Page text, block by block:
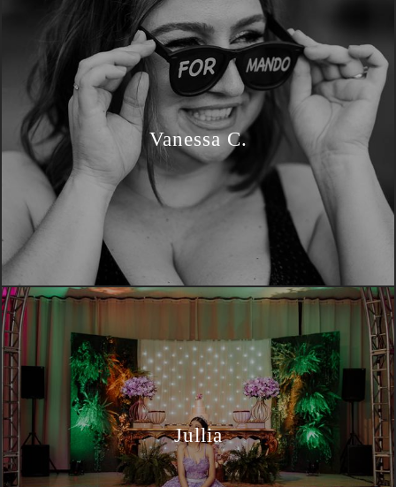
Vanessa C.
Jullia